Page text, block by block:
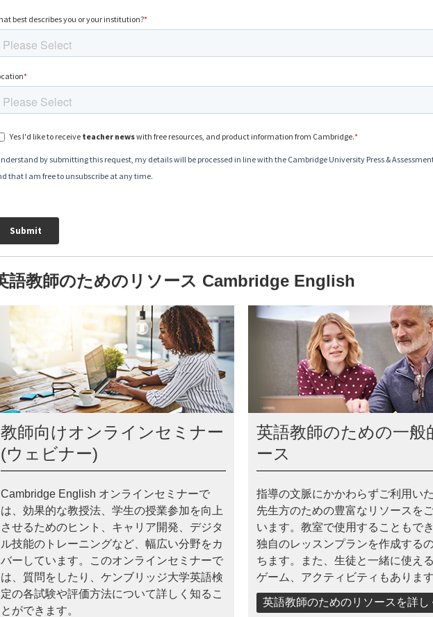
語教師のためのリソース Cambridge English
教師向けオンラインセミナー
(ウェビナー)
Cambridge English オンラインセミナーで
は、効果的な教授法、学生の授業参加を向上
させるためのヒント、キャリア開発、デジタ
ル技能のトレーニングなど、幅広い分野をカ
バーしています。このオンラインセミナーで
は、質問をしたり、ケンブリッジ大学英語検
定の各試験や評価方法について詳しく知るこ
とができます。
英語教師のための一般
ース
指導の文脈にかかわらずご利用いた
先生方のための豊富なリソースを
います。教室で使用することもでき
独自のレッスンプランを作成する
ちます。また、生徒と一緒に使え
ゲーム、アクティビティもあります
英語教師のためのリソースを詳し